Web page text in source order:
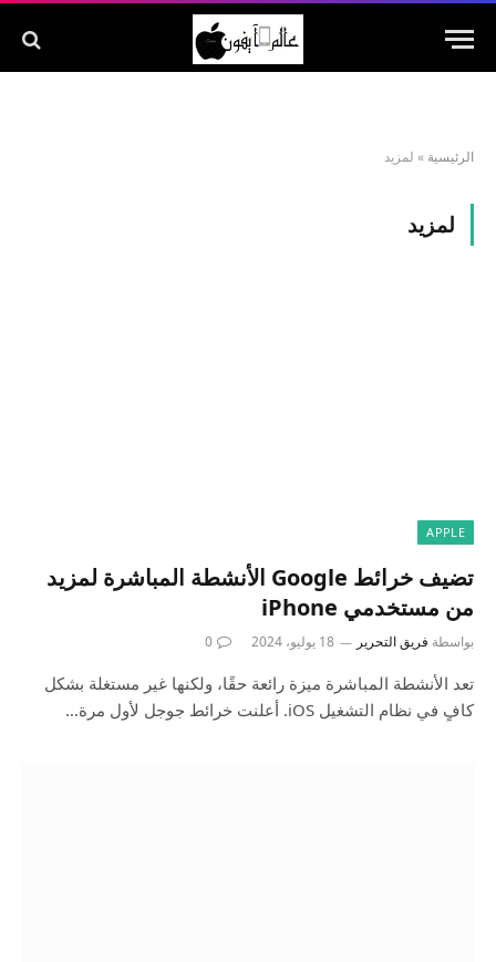
الرئيسية » لمزيد
لمزيد
APPLE
تضيف خرائط Google الأنشطة المباشرة لمزيد
من مستخدمي iPhone
بواسطة فريق التحرير 18 يوليو، 2024 0
تعد الأنشطة المباشرة ميزة رائعة حقًا، ولكنها غير مستغلة بشكل
كافٍ في نظام التشغيل iOS. أعلنت خرائط جوجل لأول مرة…